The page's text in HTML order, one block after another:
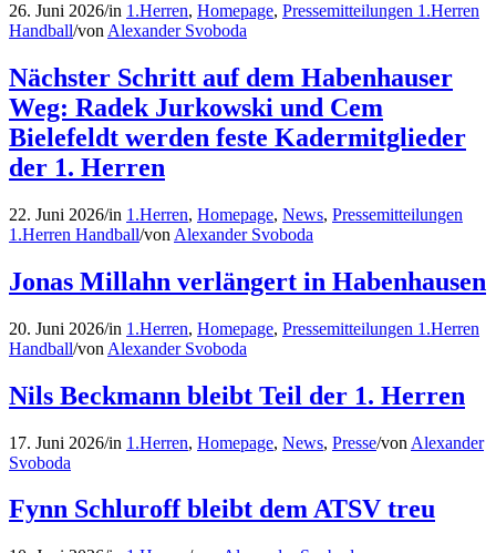
26. Juni 2026/in 1.Herren, Homepage, Pressemitteilungen 1.Herren
Handball/von Alexander Svoboda
Nächster Schritt auf dem Habenhauser
Weg: Radek Jurkowski und Cem
Bielefeldt werden feste Kadermitglieder
der 1. Herren
22. Juni 2026/in 1.Herren, Homepage, News, Pressemitteilungen
1.Herren Handball/von Alexander Svoboda
Jonas Millahn verlängert in Habenhausen
20. Juni 2026/in 1.Herren, Homepage, Pressemitteilungen 1.Herren
Handball/von Alexander Svoboda
Nils Beckmann bleibt Teil der 1. Herren
17. Juni 2026/in 1.Herren, Homepage, News, Presse/von Alexander
Svoboda
Fynn Schluroff bleibt dem ATSV treu